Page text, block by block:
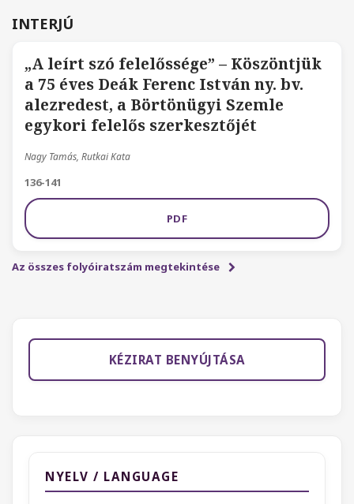
INTERJÚ
„A leírt szó felelőssége” – Köszöntjük
a 75 éves Deák Ferenc István ny. bv.
alezredest, a Börtönügyi Szemle
egykori felelős szerkesztőjét
Nagy Tamás, Rutkai Kata
136-141
PDF
Az összes folyóiratszám megtekintése
KÉZIRAT BENYÚJTÁSA
NYELV / LANGUAGE